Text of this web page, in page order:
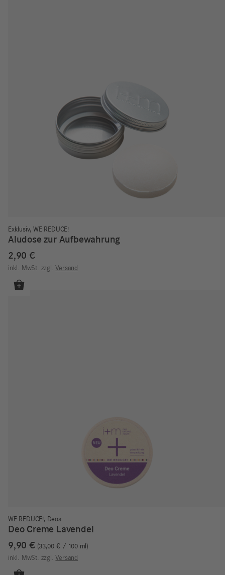
Exklusiv,WE REDUCE!
Aludose zur Aufbewahrung
2,90 €
inkl. MwSt. zzgl. Versand
WE REDUCE!, Deos
Deo Creme Lavendel
9,90 € 33,00€ / 100 ml
inkl. MwSt. zzgl. Versand